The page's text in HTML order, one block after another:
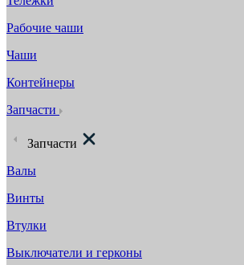
Рабочие чаши
Чаши
Контейнеры
Запчасти
Запчасти
Валы
Винты
Втулки
Выключатели и герконы